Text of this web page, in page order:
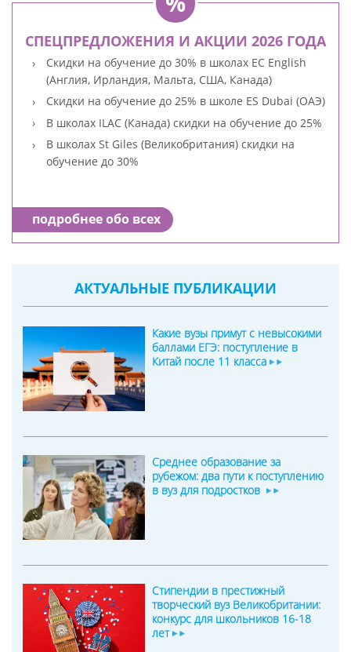
СПЕЦПРЕДЛОЖЕНИЯ И АКЦИИ 2026 ГОДА
Скидки на обучение до 30% в школах EC English
(Англия, Ирландия, Мальта, США, Канада)
Скидки на обучение до 25% в школе ES Dubai (ОАЭ)
В школах ILAC (Канада) скидки на обучение до 25%
В школах St Giles (Великобритания) скидки на
обучение до 30%
подробнее обо всех
АКТУАЛЬНЫЕ ПУБЛИКАЦИИ
Какие вузы примут с невысокими
баллами ЕГЭ: поступление в
Китай после 11 класса
Среднее образование за
рубежом: два пути к поступлению
в вуз для подростков
Стипендии в престижный
творческий вуз Великобритании:
конкурс для школьников 16-18
лет